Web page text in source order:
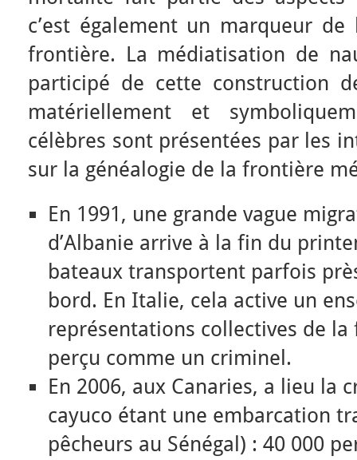
c’est également un marqueur
frontière. La médiatisation de
participé de cette construction
matériellement et
célèbres sont présentées par les
sur la généalogie de la frontière
En 1991, une grande vague
d’Albanie arrive à la fin du
bateaux transportent parfois
bord. En Italie, cela active un
représentations collectives de la
perçu comme un criminel.
En 2006, aux Canaries, a lieu la
cayuco étant une embarcation
pêcheurs au Sénégal) : 40 000